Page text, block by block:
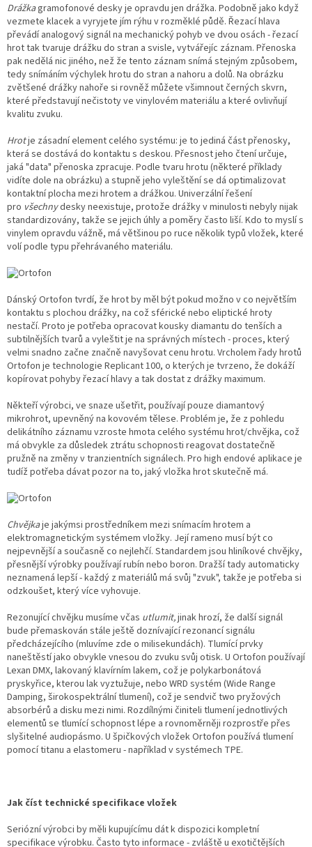
Drážkagramofonové desky je opravdu jen drážka. Podobně jako když
vezmete klacek a vyryjete jím rýhu v rozměklé půdě. Řezací hlava
převádí analogový signál na mechanický pohyb ve dvou osách - řezací
hrot tak tvaruje drážku do stran a svisle, vytvářejíc záznam. Přenoska
pak nedělá nic jiného, než že tento záznam snímá stejným způsobem,
tedy snímáním výchylek hrotu do stran a nahoru a dolů. Na obrázku
zvětšené drážky nahoře si rovněž můžete všimnout černých skvrn,
které představují nečistoty ve vinylovém materiálu a které ovlivňují
kvalitu zvuku.
Hrotje zásadní element celého systému: je to jediná část přenosky,
která se dostává do kontaktu s deskou. Přesnost jeho čtení určuje,
jaká "data" přenoska zpracuje. Podle tvaru hrotu (některé příklady
vidíte dole na obrázku) a stupně jeho vyleštění se dá optimalizovat
kontaktní plocha mezi hrotem a drážkou. Univerzální řešení
pro všechnydesky neexistuje, protože drážky v minulosti nebyly nijak
standardizovány, takže se jejich úhly a poměry často liší. Kdo to myslí s
vinylem opravdu vážně, má většinou po ruce několik typů vložek, které
volí podle typu přehrávaného materiálu.
Dánský Ortofon tvrdí, že hrot by měl být pokud možno v co největším
kontaktu s plochou drážky, na což sférické nebo eliptické hroty
nestačí. Proto je potřeba opracovat kousky diamantu do tenších a
subtilnějších tvarů a vyleštit je na správných místech - proces, který
velmi snadno začne značně navyšovat cenu hrotu. Vrcholem řady hrotů
Ortofon je technologie Replicant 100, o kterých je tvrzeno, že dokáží
kopírovat pohyby řezací hlavy a tak dostat z drážky maximum.
Někteří výrobci, ve snaze ušetřit, používají pouze diamantový
mikrohrot, upevněný na kovovém tělese. Problém je, že z pohledu
delikátního záznamu vzroste hmota celého systému hrot/chvějka, což
má obvykle za důsledek ztrátu schopnosti reagovat dostatečně
pružně na změny v tranzientních signálech. Pro high endové aplikace je
tudíž potřeba dávat pozor na to, jaký vložka hrot skutečně má.
Chvějkaje jakýmsi prostředníkem mezi snímacím hrotem a
elektromagnetickým systémem vložky. Její rameno musí být co
nejpevnější a současně co nejlehčí. Standardem jsou hliníkové chvějky,
přesnější výrobky používají rubín nebo boron. Dražší tady automaticky
neznamená lepší - každý z materiálů má svůj "zvuk", takže je potřeba si
odzkoušet, který více vyhovuje.
Rezonující chvějku musíme včas utlumit,jinak hrozí, že další signál
bude přemaskován stále ještě doznívající rezonancí signálu
předcházejícího (mluvíme zde o milisekundách). Tlumící prvky
naneštěstí jako obvykle vnesou do zvuku svůj otisk. U Ortofon používají
Lexan DMX, lakovaný klavírním lakem, což je polykarbonátová
pryskyřice, kterou lak vyztužuje, nebo WRD systém (Wide Range
Damping, širokospektrální tlumení), což je sendvič two pryžových
absorbérů a disku mezi nimi. Rozdílnými činiteli tlumení jednotlivých
elementů se tlumící schopnost lépe a rovnoměrněji rozprostře přes
slyšitelné audiopásmo. U špičkových vložek Ortofon používá tlumení
pomocí titanu a elastomeru - například v systémech TPE.
Jak číst technické specifikace vložek
Seriózní výrobci by měli kupujícímu dát k dispozici kompletní
specifikace výrobku. Často tyto informace - zvláště u exotičtějších